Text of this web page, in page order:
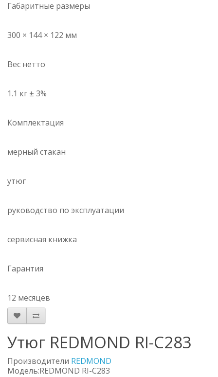
Габаритные размеры
300 × 144 × 122 мм
Вес нетто
1.1 кг ± 3%
Комплектация
мерный стакан
утюг
руководство по эксплуатации
сервисная книжка
Гарантия
12 месяцев
Утюг REDMOND RI-C283
Производители REDMOND
Модель:REDMOND RI-C283